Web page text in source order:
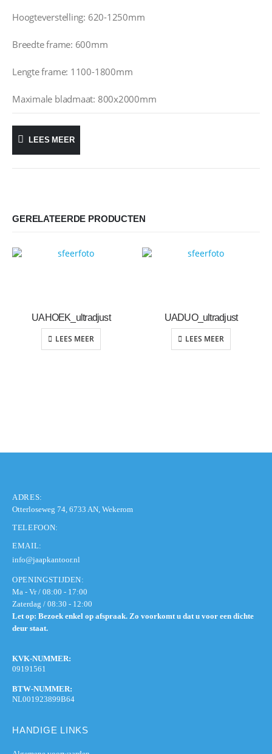
Hoogteverstelling: 620-1250mm
Breedte frame: 600mm
Lengte frame: 1100-1800mm
Maximale bladmaat: 800x2000mm
LEES MEER
GERELATEERDE PRODUCTEN
UAHOEK_ultradjust
LEES MEER
UADUO_ultradjust
LEES MEER
ADRES:
Otterloseweg 74, 6733 AN, Wekerom
TELEFOON:
EMAIL:
info@jaapkantoor.nl
OPENINGSTIJDEN:
Ma - Vr / 08:00 - 17:00
Zaterdag / 08:30 - 12:00
Let op: Bezoek enkel op afspraak. Zo voorkomt u dat u voor een dichte
deur staat.
KVK-NUMMER:
09191561
BTW-NUMMER:
NL001923899B64
HANDIGE LINKS